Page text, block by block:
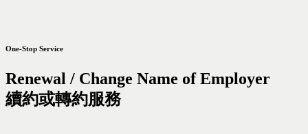
One-Stop Service
Renewal / Change Name of Employer
續約或轉約服務